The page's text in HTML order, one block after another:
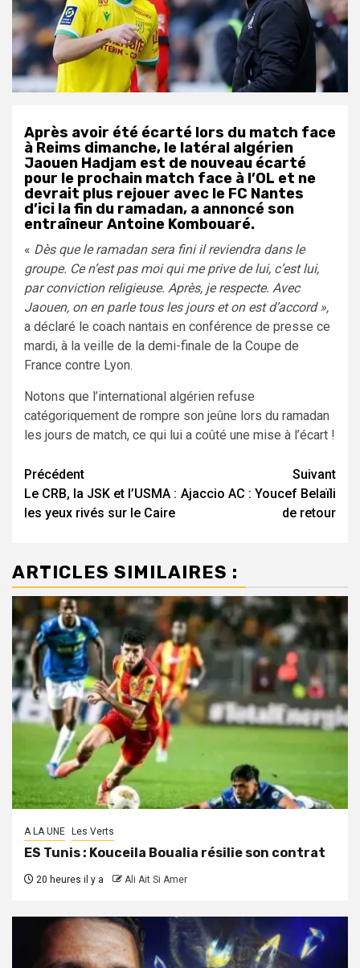
Après avoir été écarté lors du match face
à Reims dimanche, le latéral algérien
Jaouen Hadjam est de nouveau écarté
pour le prochain match face à l’OL et ne
devrait plus rejouer avec le FC Nantes
d’ici la fin du ramadan, a annoncé son
entraîneur Antoine Kombouaré.
« Dès que le ramadan sera fini il reviendra dans le
groupe. Ce n’est pas moi qui me prive de lui, c’est lui,
par conviction religieuse. Après, je respecte. Avec
Jaouen, on en parle tous les jours et on est d’accord »,
a déclaré le coach nantais en conférence de presse ce
mardi, à la veille de la demi-finale de la Coupe de
France contre Lyon.
Notons que l’international algérien refuse
catégoriquement de rompre son jeûne lors du ramadan
les jours de match, ce qui lui a coûté une mise à l’écart !
Navigation
d’article
Précédent
Le CRB, la JSK et l’USMA :
les yeux rivés sur le Caire
Suivant
Ajaccio AC : Youcef Belaïli
de retour
ARTICLES SIMILAIRES :
A LA UNE Les Verts
ES Tunis : Kouceila Boualia résilie son contrat
20 heures il y a Ali Ait Si Amer